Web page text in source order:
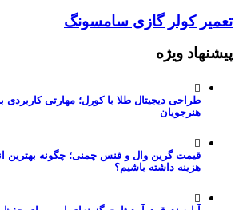
تعمیر کولر گازی سامسونگ
پیشنهاد ویژه
طراحی دیجیتال طلا با کورل؛ مهارتی کاربردی
هنرجویان
قیمت گرین وال و فنس چمنی؛ چگونه بهترین
هزینه داشته باشیم؟